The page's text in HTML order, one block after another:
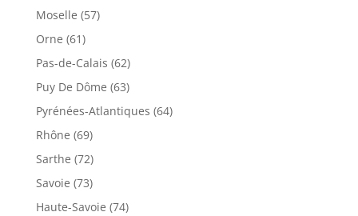
Moselle (57)
Orne (61)
Pas-de-Calais (62)
Puy De Dôme (63)
Pyrénées-Atlantiques (64)
Rhône (69)
Sarthe (72)
Savoie (73)
Haute-Savoie (74)